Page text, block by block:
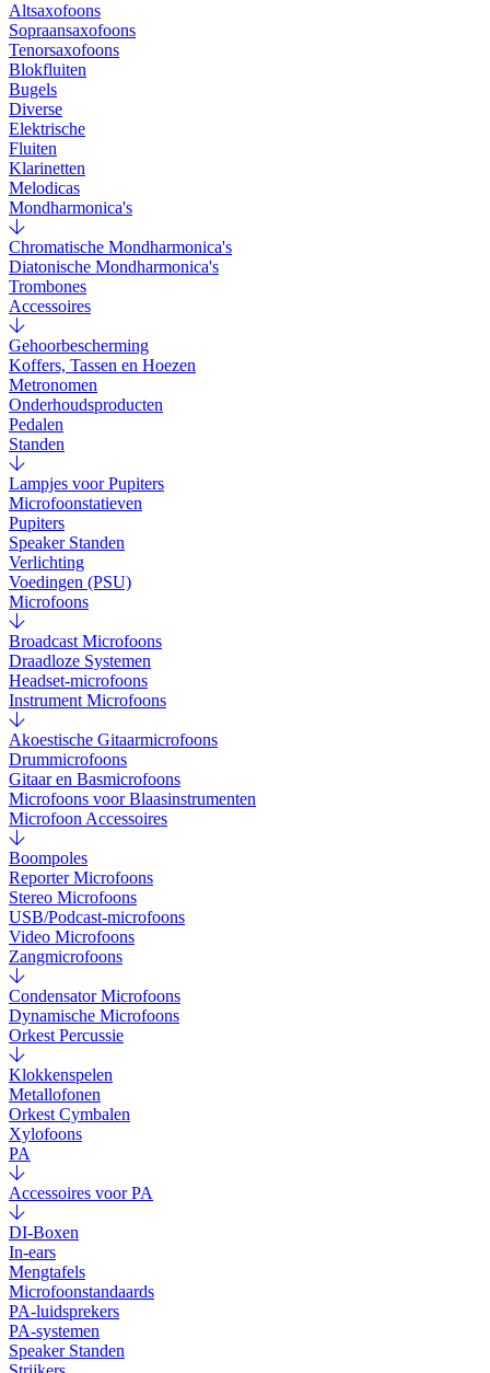
Altsaxofoons
Sopraansaxofoons
Tenorsaxofoons
Blokfluiten
Bugels
Diverse
Elektrische
Fluiten
Klarinetten
Melodicas
Mondharmonica's
Chromatische Mondharmonica's
Diatonische Mondharmonica's
Trombones
Accessoires
Gehoorbescherming
Koffers, Tassen en Hoezen
Metronomen
Onderhoudsproducten
Pedalen
Standen
Lampjes voor Pupiters
Microfoonstatieven
Pupiters
Speaker Standen
Verlichting
Voedingen (PSU)
Microfoons
Broadcast Microfoons
Draadloze Systemen
Headset-microfoons
Instrument Microfoons
Akoestische Gitaarmicrofoons
Drummicrofoons
Gitaar en Basmicrofoons
Microfoons voor Blaasinstrumenten
Microfoon Accessoires
Boompoles
Reporter Microfoons
Stereo Microfoons
USB/Podcast-microfoons
Video Microfoons
Zangmicrofoons
Condensator Microfoons
Dynamische Microfoons
Orkest Percussie
Klokkenspelen
Metallofonen
Orkest Cymbalen
Xylofoons
PA
Accessoires voor PA
DI-Boxen
In-ears
Mengtafels
Microfoonstandaards
PA-luidsprekers
PA-systemen
Speaker Standen